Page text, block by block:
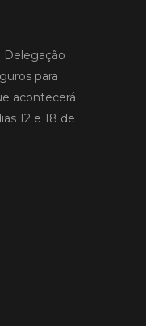
Delegação
para
acontecerá
12 e 18 de